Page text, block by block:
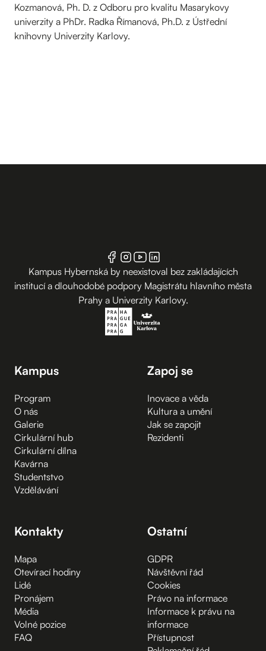
Kozmanová, Ph. D. z Odboru pro kvalitu Masarykovy
univerzity a PhDr. Radka Římanová, Ph.D. z Ústřední
knihovny Univerzity Karlovy.
Kampus Hybernská by neexistoval bez zakládajících
institucí a dlouhodobé podpory Magistrátu hlavního města
Prahy a Univerzity Karlovy.
Kampus
Program
O nás
Galerie
Cirkulární hub
Cirkulární dílna
Kavárna
Studentstvo
Vzdělávání
Zapoj se
Inovace a věda
Kultura a umění
Jak se zapojit
Rezidenti
Kontakty
Mapa
Otevírací hodiny
Lidé
Pronájem
Média
Volné pozice
FAQ
Ostatní
GDPR
Návštěvní řád
Cookies
Právo na informace
Informace k právu na
informace
Přístupnost